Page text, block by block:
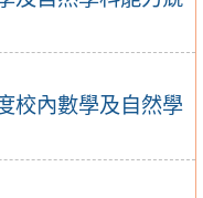
校內數學及自然學